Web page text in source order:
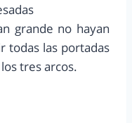
grande no hayan
todas las portadas
tres arcos.